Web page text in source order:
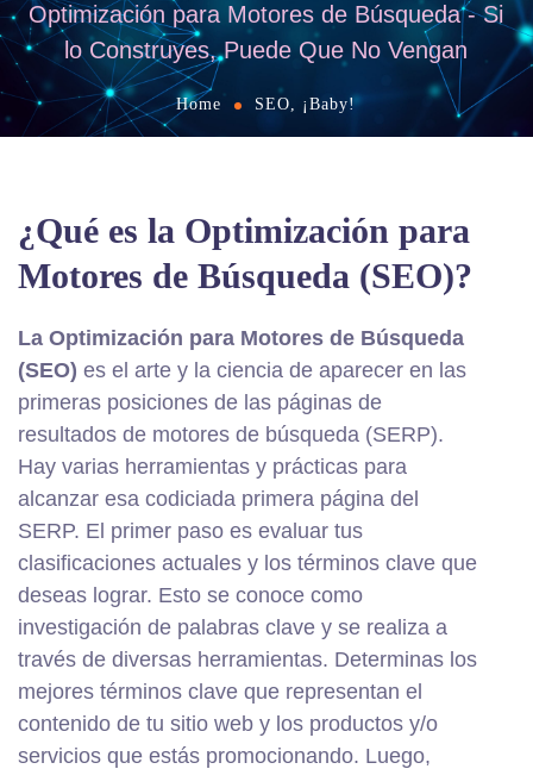
Optimización para Motores de Búsqueda - Si
lo Construyes, Puede Que No Vengan
Home SEO, ¡Baby!
¿Qué es la Optimización para
Motores de Búsqueda (SEO)?
La Optimización para Motores de Búsqueda
(SEO) es el arte y la ciencia de aparecer en las
primeras posiciones de las páginas de
resultados de motores de búsqueda (SERP).
Hay varias herramientas y prácticas para
alcanzar esa codiciada primera página del
SERP. El primer paso es evaluar tus
clasificaciones actuales y los términos clave que
deseas lograr. Esto se conoce como
investigación de palabras clave y se realiza a
través de diversas herramientas. Determinas los
mejores términos clave que representan el
contenido de tu sitio web y los productos y/o
servicios que estás promocionando. Luego,